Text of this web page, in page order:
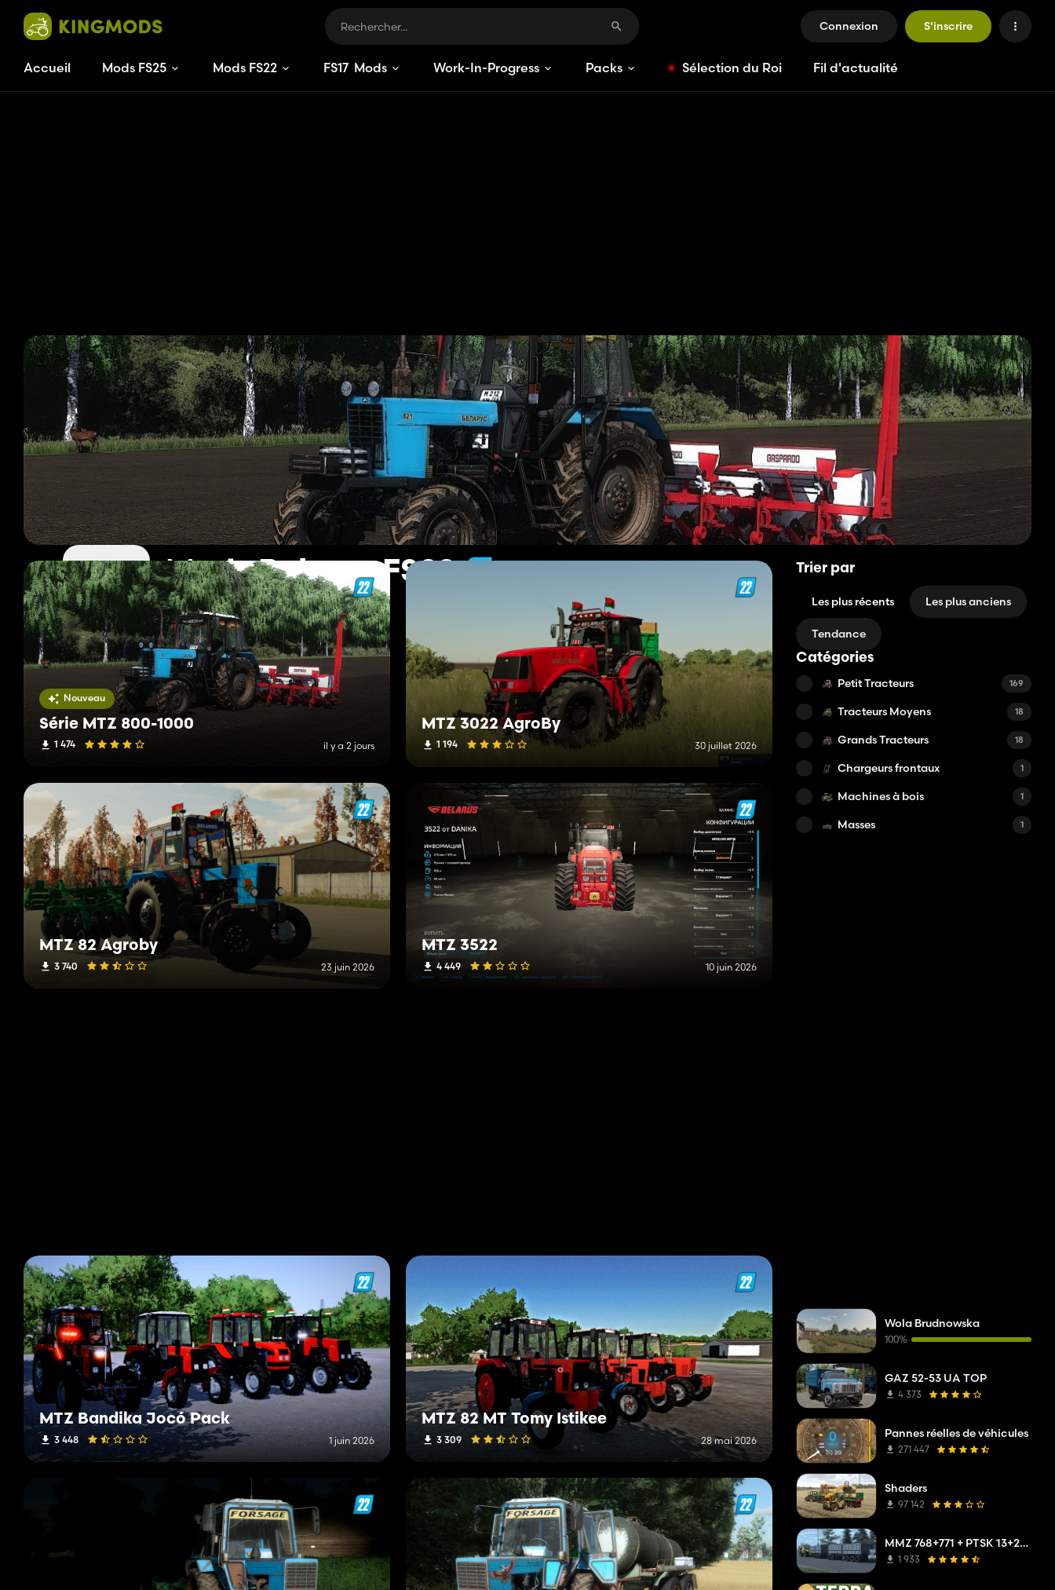
Connexion S'inscrire
Accueil Mods FS25 Mods FS22 FS17 Mods Work-In-Progress Packs Sélection du Roi Fil d'actualité
Mods Belarus FS22
207 mods Page 1 sur 18
Nouveau
Série MTZ 800-1000
1 474 il y a 2 jours
MTZ 3022 AgroBy
1 194 30 juillet 2026
MTZ 82 Agroby
3 740 23 juin 2026
MTZ 3522
4 449 10 juin 2026
MTZ Bandika Jocó Pack
3 448 1 juin 2026
MTZ 82 MT Tomy Istikee
3 309 28 mai 2026
Trier par
Les plus récents Les plus anciens
Tendance
Catégories
Petit Tracteurs 169
Tracteurs Moyens 18
Grands Tracteurs 18
Chargeurs frontaux 1
Machines à bois 1
Masses 1
Wola Brudnowska
100%
GAZ 52-53 UA TOP
4 373
Pannes réelles de véhicules
271 447
Shaders
97 142
MMZ 768+771 + PTSK 13+20 Pack
1 933